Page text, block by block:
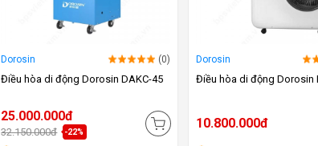
Dorosin (0)
Điều hòa di động Dorosin DAKC-45
25.000.000đ
32.150.000đ -22%
Dorosin
Điều hòa di động Dorosin
10.800.000đ